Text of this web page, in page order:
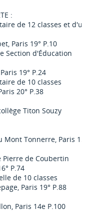
:
de 12 classes et d'un
Paris 19° P.10
Section d'Éducation
19° P.24
de 10 classes
20° P.38
Titon Souzy
Tonnerre, Paris 15°
Pierre de Coubertin
P.74
de 10 classes
Paris 19° P.88
Paris 14e P.100